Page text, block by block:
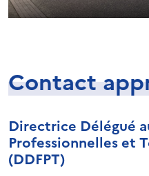
Contact
Directrice Délégué
Professionnelles et
(DDFPT)